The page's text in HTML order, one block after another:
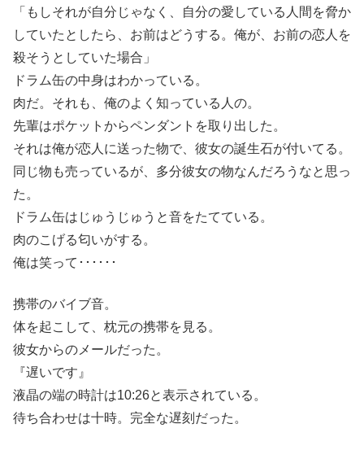
「もしそれが自分じゃなく、自分の愛している人間を脅か
していたとしたら、お前はどうする。俺が、お前の恋人を
殺そうとしていた場合」
ドラム缶の中身はわかっている。
肉だ。それも、俺のよく知っている人の。
先輩はポケットからペンダントを取り出した。
それは俺が恋人に送った物で、彼女の誕生石が付いてる。
同じ物も売っているが、多分彼女の物なんだろうなと思っ
た。
ドラム缶はじゅうじゅうと音をたてている。
肉のこげる匂いがする。
俺は笑って･･････
携帯のバイブ音。
体を起こして、枕元の携帯を見る。
彼女からのメールだった。
『遅いです』
液晶の端の時計は10:26と表示されている。
待ち合わせは十時。完全な遅刻だった。